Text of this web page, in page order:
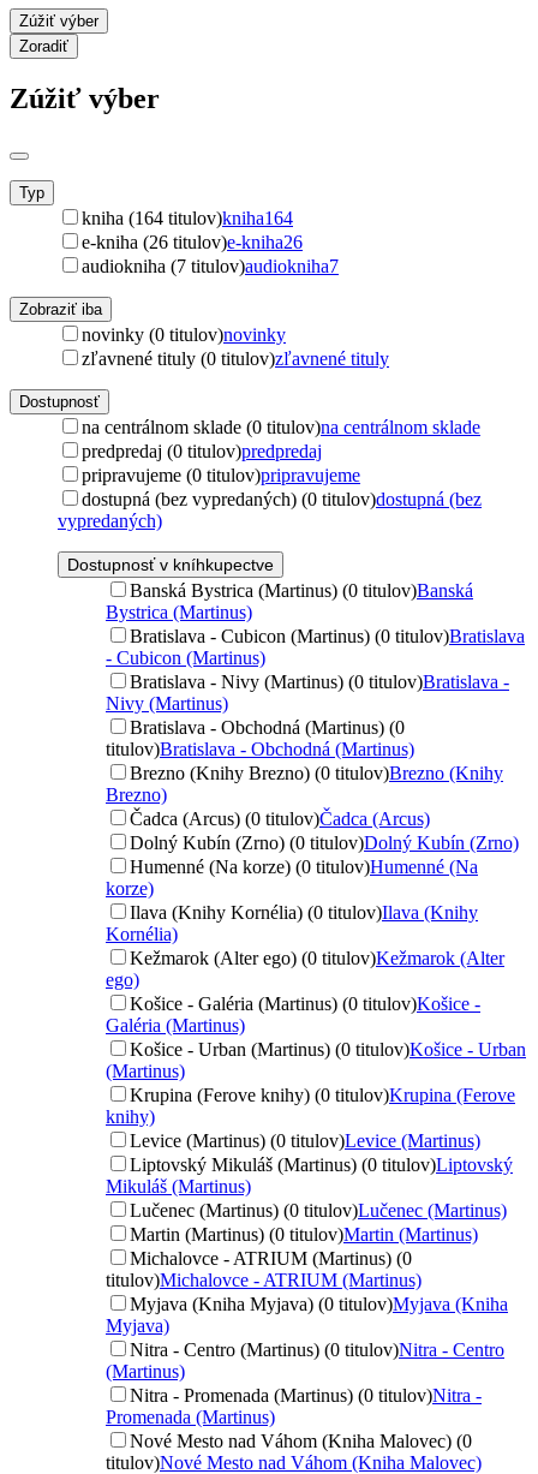
Zúžiť výber
Zoradiť
Zúžiť výber
Typ
kniha (164 titulov)kniha164
e-kniha (26 titulov)e-kniha26
audiokniha (7 titulov)audiokniha7
Zobraziť iba
novinky (0 titulov)novinky
zľavnené tituly (0 titulov)zľavnené tituly
Dostupnosť
na centrálnom sklade (0 titulov)na centrálnom sklade
predpredaj (0 titulov)predpredaj
pripravujeme (0 titulov)pripravujeme
dostupná (bez vypredaných) (0 titulov)dostupná (bez
vypredaných)
Dostupnosť v kníhkupectve
Banská Bystrica (Martinus) (0 titulov)Banská
Bystrica (Martinus)
Bratislava - Cubicon (Martinus) (0 titulov)Bratislava
- Cubicon (Martinus)
Bratislava - Nivy (Martinus) (0 titulov)Bratislava -
Nivy (Martinus)
Bratislava - Obchodná (Martinus) (0
titulov)Bratislava - Obchodná (Martinus)
Brezno (Knihy Brezno) (0 titulov)Brezno (Knihy
Brezno)
Čadca (Arcus) (0 titulov)Čadca (Arcus)
Dolný Kubín (Zrno) (0 titulov)Dolný Kubín (Zrno)
Humenné (Na korze) (0 titulov)Humenné (Na
korze)
Ilava (Knihy Kornélia) (0 titulov)Ilava (Knihy
Kornélia)
Kežmarok (Alter ego) (0 titulov)Kežmarok (Alter
ego)
Košice - Galéria (Martinus) (0 titulov)Košice -
Galéria (Martinus)
Košice - Urban (Martinus) (0 titulov)Košice - Urban
(Martinus)
Krupina (Ferove knihy) (0 titulov)Krupina (Ferove
knihy)
Levice (Martinus) (0 titulov)Levice (Martinus)
Liptovský Mikuláš (Martinus) (0 titulov)Liptovský
Mikuláš (Martinus)
Lučenec (Martinus) (0 titulov)Lučenec (Martinus)
Martin (Martinus) (0 titulov)Martin (Martinus)
Michalovce - ATRIUM (Martinus) (0
titulov)Michalovce - ATRIUM (Martinus)
Myjava (Kniha Myjava) (0 titulov)Myjava (Kniha
Myjava)
Nitra - Centro (Martinus) (0 titulov)Nitra - Centro
(Martinus)
Nitra - Promenada (Martinus) (0 titulov)Nitra -
Promenada (Martinus)
Nové Mesto nad Váhom (Kniha Malovec) (0
titulov)Nové Mesto nad Váhom (Kniha Malovec)